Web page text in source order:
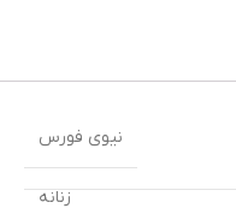
زنانه
نیوی فورس